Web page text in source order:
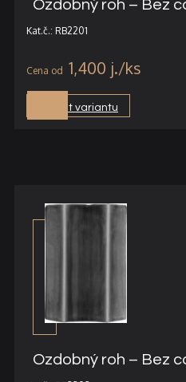
Ozdobný roh – Bez
Kat.č.: RB2201
1,400 j.
Vybrat variantu
Ozdobný roh – Bez